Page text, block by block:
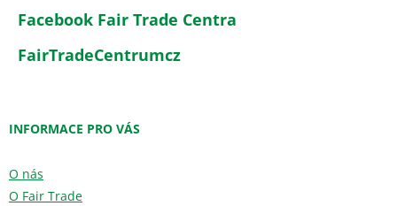
Facebook Fair Trade Centra
FairTradeCentrumcz
INFORMACE PRO VÁS
O nás
O Fair Trade